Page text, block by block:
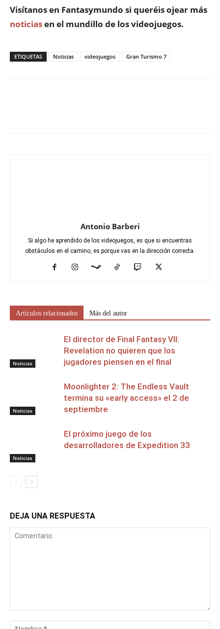
Visítanos en Fantasymundo si queréis ojear más
noticiasen el mundillo de los videojuegos.
ETIQUETAS Noticias videojuegos Gran Turismo 7
Antonio Barberi
Si algo he aprendido de los videojuegos, es que si encuentras
obstáculos en el camino, es porque vas en la dirección correcta.
Artículos relacionados Más del autor
Noticias
El director de Final Fantasy VII:
Revelation no quieren que los
jugadores piensen en el final
Noticias
Moonlighter 2: The Endless Vault
termina su «early access» el 2 de
septiembre
Noticias
El próximo juego de los
desarrolladores de Expedition 33
DEJA UNA RESPUESTA